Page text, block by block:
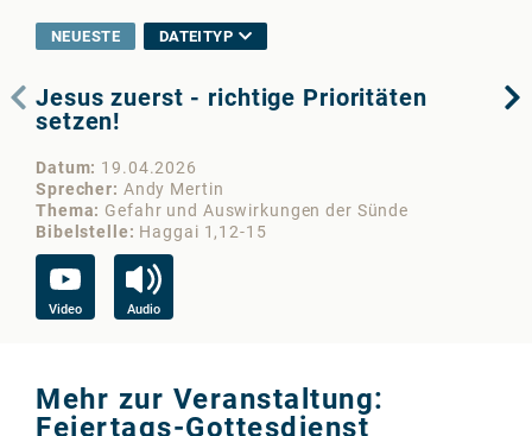
NEUESTE DATEITYP
Jesus zuerst - richtige Prioritäten
setzen!
Datum
19.04.2026
Sprecher
Andy Mertin
Thema
Gefahr und Auswirkungen der Sünde
Bibelstelle
Haggai 1,12-15
Video Audio
Mehr zur Veranstaltung:
Feiertags-Gottesdienst